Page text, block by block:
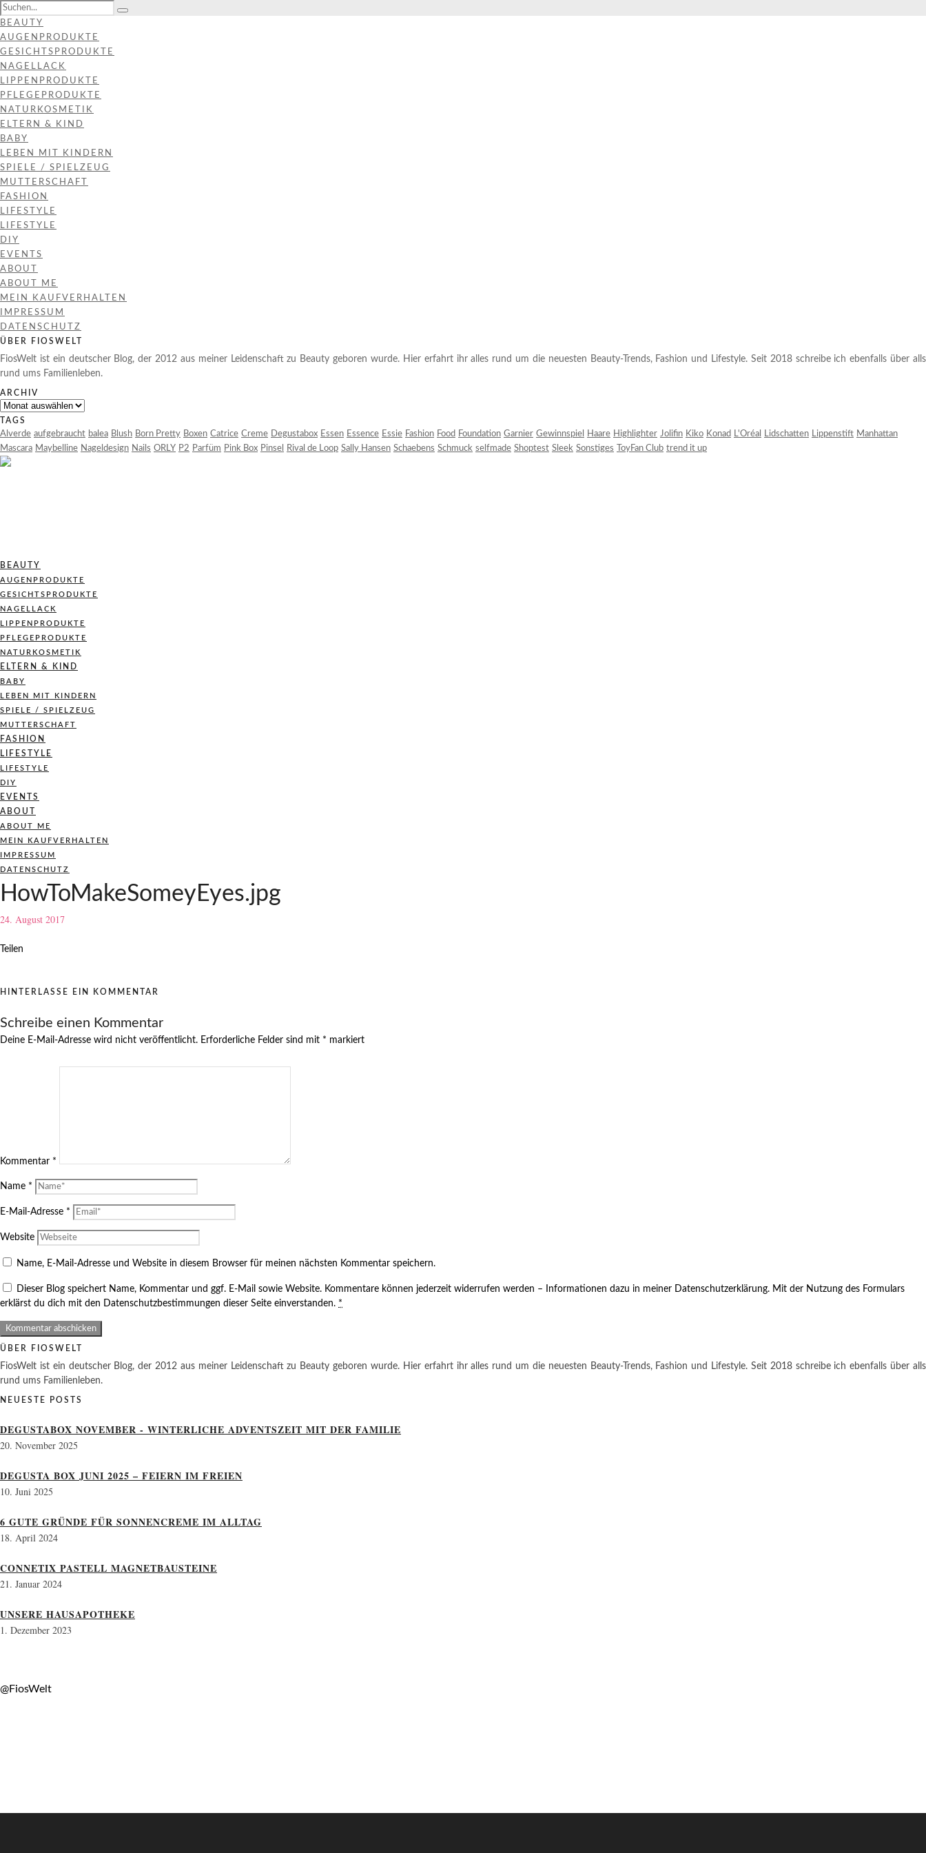
BEAUTY
AUGENPRODUKTE
GESICHTSPRODUKTE
NAGELLACK
LIPPENPRODUKTE
PFLEGEPRODUKTE
NATURKOSMETIK
ELTERN & KIND
BABY
LEBEN MIT KINDERN
SPIELE / SPIELZEUG
MUTTERSCHAFT
FASHION
LIFESTYLE
LIFESTYLE
DIY
EVENTS
ABOUT
ABOUT ME
MEIN KAUFVERHALTEN
IMPRESSUM
DATENSCHUTZ
ÜBER FIOSWELT
FiosWelt ist ein deutscher Blog, der 2012 aus meiner Leidenschaft zu Beauty geboren wurde. Hier erfahrt ihr alles rund um die neuesten Beauty-Trends, Fashion und Lifestyle. Seit 2018 schreibe ich ebenfalls über alls
rund ums Familienleben.
ARCHIV
Archiv
TAGS
Alverde aufgebraucht balea Blush Born Pretty Boxen Catrice Creme Degustabox Essen Essence Essie Fashion Food Foundation Garnier Gewinnspiel Haare Highlighter Jolifin Kiko Konad L'Oréal Lidschatten Lippenstift Manhattan
Mascara Maybelline Nageldesign Nails ORLY P2 Parfüm Pink Box Pinsel Rival de Loop Sally Hansen Schaebens Schmuck selfmade Shoptest Sleek Sonstiges ToyFan Club trend it up
BEAUTY
AUGENPRODUKTE
GESICHTSPRODUKTE
NAGELLACK
LIPPENPRODUKTE
PFLEGEPRODUKTE
NATURKOSMETIK
ELTERN & KIND
BABY
LEBEN MIT KINDERN
SPIELE / SPIELZEUG
MUTTERSCHAFT
FASHION
LIFESTYLE
LIFESTYLE
DIY
EVENTS
ABOUT
ABOUT ME
MEIN KAUFVERHALTEN
IMPRESSUM
DATENSCHUTZ
HowToMakeSomeyEyes.jpg
24. August 2017
Teilen
HINTERLASSE EIN KOMMENTAR
Schreibe einen Kommentar
Deine E-Mail-Adresse wird nicht veröffentlicht. Erforderliche Felder sind mit * markiert
Kommentar *
Name *
E-Mail-Adresse *
Website
Name, E-Mail-Adresse und Website in diesem Browser für meinen nächsten Kommentar speichern.
Dieser Blog speichert Name, Kommentar und ggf. E-Mail sowie Website. Kommentare können jederzeit widerrufen werden – Informationen dazu in meiner Datenschutzerklärung. Mit der Nutzung des Formulars
erklärst du dich mit den Datenschutzbestimmungen dieser Seite einverstanden. *
ÜBER FIOSWELT
FiosWelt ist ein deutscher Blog, der 2012 aus meiner Leidenschaft zu Beauty geboren wurde. Hier erfahrt ihr alles rund um die neuesten Beauty-Trends, Fashion und Lifestyle. Seit 2018 schreibe ich ebenfalls über alls
rund ums Familienleben.
NEUESTE POSTS
DEGUSTABOX NOVEMBER - WINTERLICHE ADVENTSZEIT MIT DER FAMILIE
20. November 2025
DEGUSTA BOX JUNI 2025 – FEIERN IM FREIEN
10. Juni 2025
6 GUTE GRÜNDE FÜR SONNENCREME IM ALLTAG
18. April 2024
CONNETIX PASTELL MAGNETBAUSTEINE
21. Januar 2024
UNSERE HAUSAPOTHEKE
1. Dezember 2023
@FiosWelt